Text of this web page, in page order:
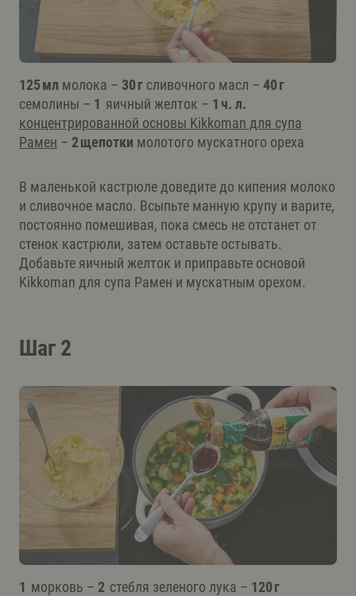
125 мл молока – 30 г сливочного масл – 40 г
семолины – 1 яичный желток – 1 ч. л.
концентрированной основы Kikkomаn для супа
Рамен – 2 щепотки молотого мускатного ореха
В маленькой кастрюле доведите до кипения молоко
и сливочное масло. Всыпьте манную крупу и варите,
постоянно помешивая, пока смесь не отстанет от
стенок кастрюли, затем оставьте остывать.
Добавьте яичный желток и приправьте основой
Kikkoman для супа Рамен и мускатным орехом.
Шаг 2
1 морковь – 2 стебля зеленого лука – 120 г